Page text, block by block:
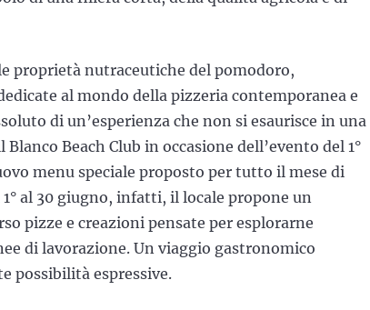
proprietà nutraceutiche del pomodoro,
al mondo della pizzeria contemporanea e
di un’esperienza che non si esaurisce in una
Beach Club in occasione dell’evento del 1°
menu speciale proposto per tutto il mese di
al 30 giugno, infatti, il locale propone un
pizze e creazioni pensate per esplorarne
di lavorazione. Un viaggio gastronomico
possibilità espressive.